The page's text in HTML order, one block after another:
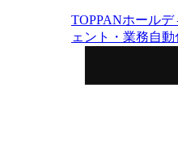
TOPPANホール
ェント・業務自